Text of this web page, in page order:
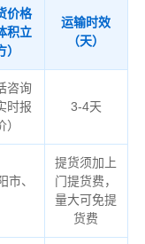
价格
积立
）
运输时效
（天）
咨询
时报
）
3-4天
市、
提货须加上
门提货费，
量大可免提
货费